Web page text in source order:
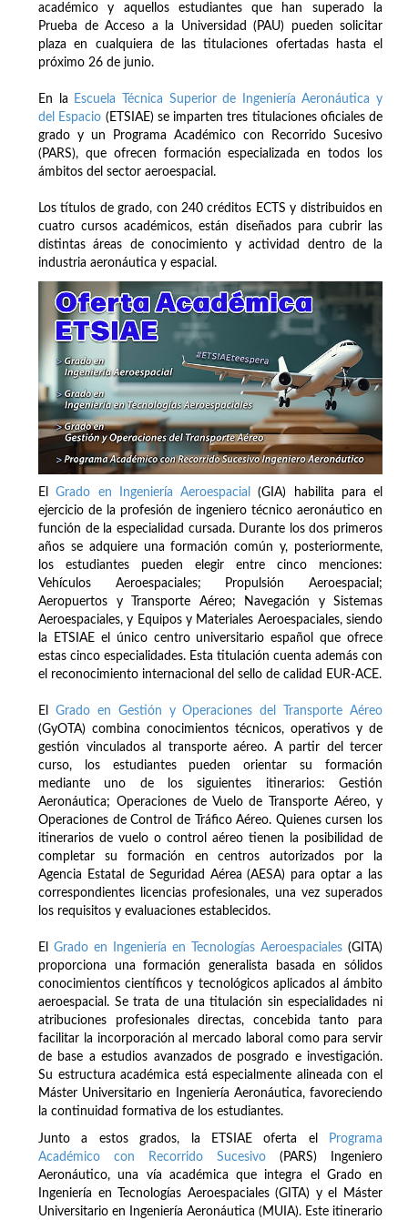
académico y aquellos estudiantes que han superado la
Prueba de Acceso a la Universidad (PAU) pueden solicitar
plaza en cualquiera de las titulaciones ofertadas hasta el
próximo 26 de junio.
En la
Escuela Técnica Superior de Ingeniería Aeronáutica y
del Espacio (ETSIAE) se imparten tres titulaciones oficiales de
grado y un Programa Académico con Recorrido Sucesivo
(PARS), que ofrecen formación especializada en todos los
ámbitos del sector aeroespacial.
Los títulos de grado, con 240 créditos ECTS y distribuidos en
cuatro cursos académicos, están diseñados para cubrir las
distintas áreas de conocimiento y actividad dentro de la
industria aeronáutica y espacial.
ElGrado en Ingeniería Aeroespacial
(GIA) habilita para el
ejercicio de la profesión de ingeniero técnico aeronáutico en
función de la especialidad cursada. Durante los dos primeros
años se adquiere una formación común y, posteriormente,
los estudiantes pueden elegir entre cinco menciones:
Vehículos Aeroespaciales; Propulsión Aeroespacial;
Aeropuertos y Transporte Aéreo; Navegación y Sistemas
Aeroespaciales, y Equipos y Materiales Aeroespaciales, siendo
la ETSIAE el único centro universitario español que ofrece
estas cinco especialidades. Esta titulación cuenta además con
el reconocimiento internacional del sello de calidad EUR-ACE.
El Grado en Gestión y Operaciones del Transporte Aéreo
(GyOTA) combina conocimientos técnicos, operativos y de
gestión vinculados al transporte aéreo. A partir del tercer
curso, los estudiantes pueden orientar su formación
mediante uno de los siguientes itinerarios: Gestión
Aeronáutica; Operaciones de Vuelo de Transporte Aéreo, y
Operaciones de Control de Tráfico Aéreo. Quienes cursen los
itinerarios de vuelo o control aéreo tienen la posibilidad de
completar su formación en centros autorizados por la
Agencia Estatal de Seguridad Aérea (AESA) para optar a las
correspondientes licencias profesionales, una vez superados
los requisitos y evaluaciones establecidos.
El Grado en Ingeniería en Tecnologías Aeroespaciales (GITA)
proporciona una formación generalista basada en sólidos
conocimientos científicos y tecnológicos aplicados al ámbito
aeroespacial. Se trata de una titulación sin especialidades ni
atribuciones profesionales directas, concebida tanto para
facilitar la incorporación al mercado laboral como para servir
de base a estudios avanzados de posgrado e investigación.
Su estructura académica está especialmente alineada con el
Máster Universitario en Ingeniería Aeronáutica, favoreciendo
la continuidad formativa de los estudiantes.
Junto a estos grados, la ETSIAE oferta el
Programa
Académico con Recorrido Sucesivo (PARS) Ingeniero
Aeronáutico, una vía académica que integra el Grado en
Ingeniería en Tecnologías Aeroespaciales (GITA) y el Máster
Universitario en Ingeniería Aeronáutica (MUIA). Este itinerario